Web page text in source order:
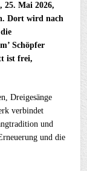
25. Mai 2026,
Dort wird nach
Schöpfer
ist frei,
Dreigesänge
verbindet
und
und die